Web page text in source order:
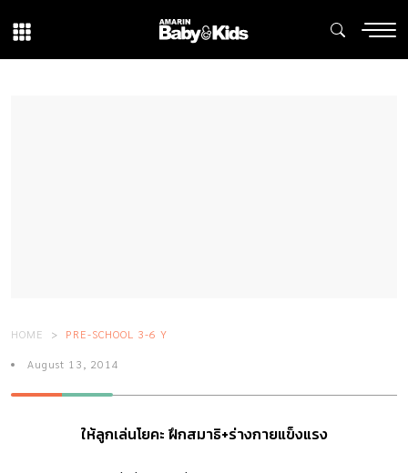
HOME PRE-SCHOOL 3-6 Y
August 13, 2014
ให้ลูกเล่นโยคะ ฝึกสมาธิ+ร่างกายแข็งแรง